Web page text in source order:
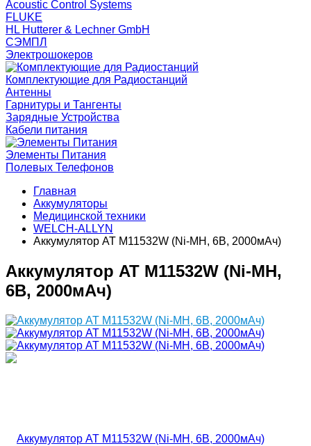
Acoustic Control Systems
FLUKE
HL Hutterer & Lechner GmbH
СЭМПЛ
Электрошокеров
Комплектующие для Радиостанций
Антенны
Гарнитуры и Тангенты
Зарядные Устройства
Кабели питания
Элементы Питания
Полевых Телефонов
Главная
Аккумуляторы
Медицинской техники
WELCH-ALLYN
Аккумулятор AT M11532W (Ni-MH, 6В, 2000мАч)
Аккумулятор AT M11532W (Ni-MH,
6В, 2000мАч)